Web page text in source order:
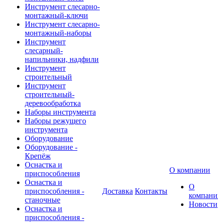
Инструмент слесарно-
монтажный-ключи
Инструмент слесарно-
монтажный-наборы
Инструмент
слесарный-
напильники, надфили
Инструмент
строительный
Инструмент
строительный-
деревообработка
Наборы инструмента
Наборы режущего
инструмента
Оборудование
Оборудование -
Крепёж
Оснастка и
приспособления
Оснастка и
приспособления -
станочные
Оснастка и
приспособления -
Доставка Контакты
О компании
О
Новости